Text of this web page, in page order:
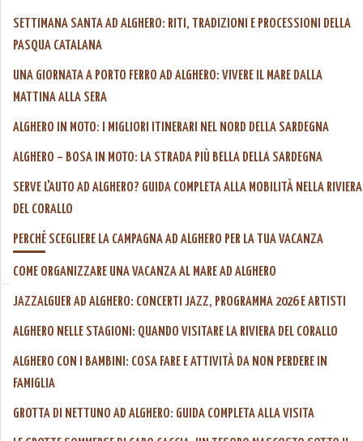
SETTIMANA SANTA AD ALGHERO: RITI, TRADIZIONI E PROCESSIONI DELLA
PASQUA CATALANA
UNA GIORNATA A PORTO FERRO AD ALGHERO: VIVERE IL MARE DALLA
MATTINA ALLA SERA
ALGHERO IN MOTO: I MIGLIORI ITINERARI NEL NORD DELLA SARDEGNA
ALGHERO – BOSA IN MOTO: LA STRADA PIÙ BELLA DELLA SARDEGNA
SERVE L'AUTO AD ALGHERO? GUIDA COMPLETA ALLA MOBILITÀ NELLA RIVIERA
DEL CORALLO
PERCHÉ SCEGLIERE LA CAMPAGNA AD ALGHERO PER LA TUA VACANZA
COME ORGANIZZARE UNA VACANZA AL MARE AD ALGHERO
JAZZALGUER AD ALGHERO: CONCERTI JAZZ, PROGRAMMA 2026 E ARTISTI
ALGHERO NELLE STAGIONI: QUANDO VISITARE LA RIVIERA DEL CORALLO
ALGHERO CON I BAMBINI: COSA FARE E ATTIVITÀ DA NON PERDERE IN
FAMIGLIA
GROTTA DI NETTUNO AD ALGHERO: GUIDA COMPLETA ALLA VISITA